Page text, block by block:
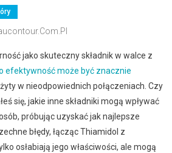
jako skuteczny składnik w walce z
efektywność może być znacznie
w nieodpowiednich połączeniach. Czy
się, jakie inne składniki mogą wpływać
próbując uzyskać jak najlepsze
błędy, łącząc Thiamidol z
osłabiają jego właściwości, ale mogą